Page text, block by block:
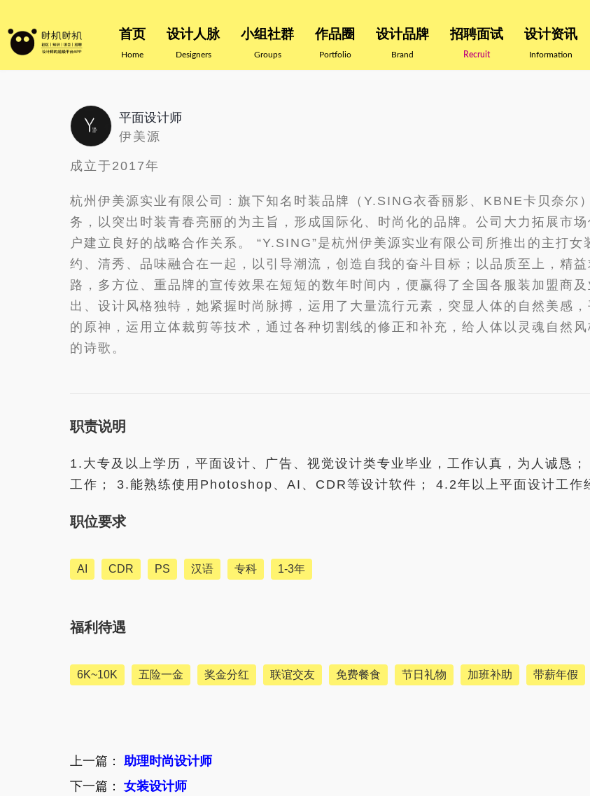
首页
Home
设计人脉
Designers
小组社群
Groups
作品圈
Portfolio
设计品牌
Brand
招聘面试
Recruit
设计资讯
Information
平面设计师
伊美源
成立于2017年
杭州伊美源实业有限公司：旗下知名时装品牌（Y.SING衣香丽影、KBNE卡贝奈尔
务，以突出时装青春亮丽的为主旨，形成国际化、时尚化的品牌。公司大力拓展市
户建立良好的战略合作关系。 “Y.SING”是杭州伊美源实业有限公司所推出的主打
约、清秀、品味融合在一起，以引导潮流，创造自我的奋斗目标；以品质至上，精
路，多方位、重品牌的宣传效果在短短的数年时间内，便赢得了全国各服装加盟商
出、设计风格独特，她紧握时尚脉搏，运用了大量流行元素，突显人体的自然美感
的原神，运用立体裁剪等技术，通过各种切割线的修正和补充，给人体以灵魂自然
的诗歌。
职责说明
1.大专及以上学历，平面设计、广告、视觉设计类专业毕业，工作认真，为人诚恳
工作； 3.能熟练使用Photoshop、AI、CDR等设计软件； 4.2年以上平面设计工作
职位要求
AI CDR PS 汉语 专科 1-3年
福利待遇
6K~10K 五险一金 奖金分红 联谊交友 免费餐食 节日礼物 加班补助 带薪年假
上一篇： 助理时尚设计师
下一篇： 女装设计师